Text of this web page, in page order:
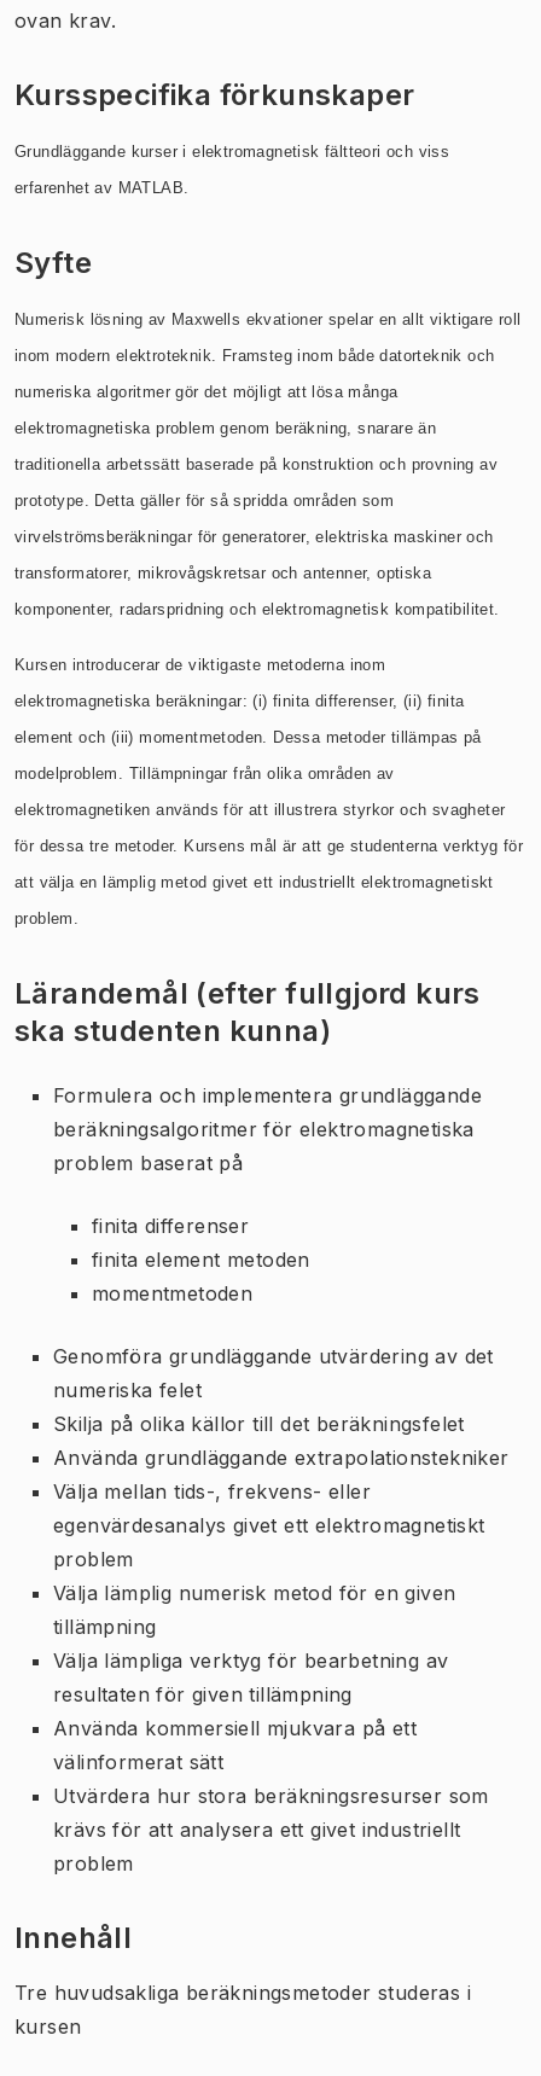
ovan krav.
Kursspecifika förkunskaper
Grundläggande kurser i elektromagnetisk fältteori och viss
erfarenhet av MATLAB.
Syfte
Numerisk lösning av Maxwells ekvationer spelar en allt viktigare roll
inom modern elektroteknik. Framsteg inom både datorteknik och
numeriska algoritmer gör det möjligt att lösa många
elektromagnetiska problem genom beräkning, snarare än
traditionella arbetssätt baserade på konstruktion och provning av
prototype. Detta gäller för så spridda områden som
virvelströmsberäkningar för generatorer, elektriska maskiner och
transformatorer, mikrovågskretsar och antenner, optiska
komponenter, radarspridning och elektromagnetisk kompatibilitet.
Kursen introducerar de viktigaste metoderna inom
elektromagnetiska beräkningar: (i) finita differenser, (ii) finita
element och (iii) momentmetoden. Dessa metoder tillämpas på
modelproblem. Tillämpningar från olika områden av
elektromagnetiken används för att illustrera styrkor och svagheter
för dessa tre metoder. Kursens mål är att ge studenterna verktyg för
att välja en lämplig metod givet ett industriellt elektromagnetiskt
problem.
Lärandemål (efter fullgjord kurs
ska studenten kunna)
Formulera och implementera grundläggande
beräkningsalgoritmer för elektromagnetiska
problem baserat på
finita differenser
finita element metoden
momentmetoden
Genomföra grundläggande utvärdering av det
numeriska felet
Skilja på olika källor till det beräkningsfelet
Använda grundläggande extrapolationstekniker
Välja mellan tids-, frekvens- eller
egenvärdesanalys givet ett elektromagnetiskt
problem
Välja lämplig numerisk metod för en given
tillämpning
Välja lämpliga verktyg för bearbetning av
resultaten för given tillämpning
Använda kommersiell mjukvara på ett
välinformerat sätt
Utvärdera hur stora beräkningsresurser som
krävs för att analysera ett givet industriellt
problem
Innehåll
Tre huvudsakliga beräkningsmetoder studeras i
kursen